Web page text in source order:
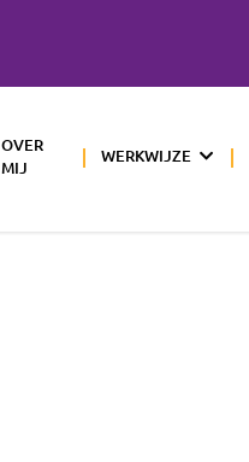
OVER
MIJ
WERKWIJZE